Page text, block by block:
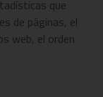
que
de páginas, el
web, el orden